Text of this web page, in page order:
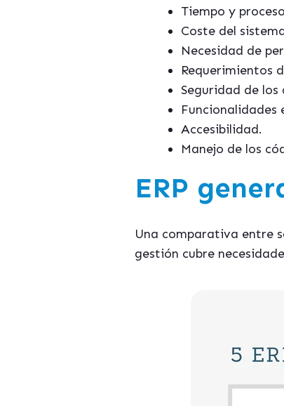
Tiempo y
Coste del
Necesidad de
Requerimientos
Seguridad de los
Funcionalidades
Accesibilidad.
Manejo de los
ERP
Una comparativa entre
gestión cubre